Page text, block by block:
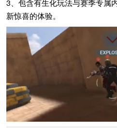
3、包含有生化玩法与赛季专属
新惊喜的体验。